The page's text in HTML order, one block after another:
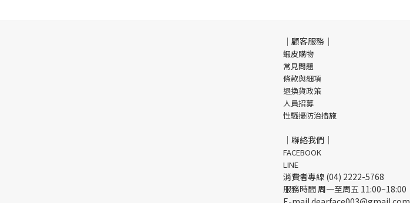
｜顧客服務｜
蝦皮購物
常見問題
條款與細項
退換貨政策
人員招募
性騷擾防治措施
｜聯絡我們｜
FACEBOOK
LINE
消費者專線 (04) 2222-5768
服務時間 周一至周五 11:00~18:00